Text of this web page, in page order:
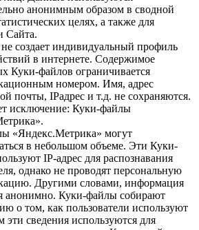
анонимным образом в сводной
целях, а также для
Сайта.
создает индивидуальный профиль
в интернете. Содержимое
Куки-файлов ограничивается
номером. Имя, адрес
почты, IPадрес и т.д. не сохраняются.
исключение: Куки-файлы
«Яндекс.Метрика» могут
в небольшом объеме. Эти Куки-
IP-адрес для распознавания
однако не проводят персональную
Другими словами, информация
анонимно. Куки-файлы собирают
о том, как пользователи используют
эти сведения используются для